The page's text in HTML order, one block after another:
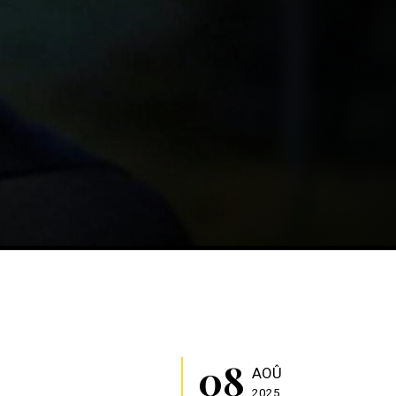
08 AOÛ